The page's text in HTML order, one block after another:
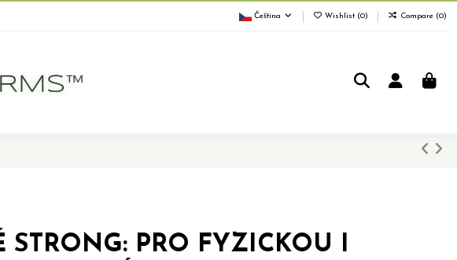
Čeština Wishlist (0) Compare (0)
STRONG: PRO FYZICKOU I